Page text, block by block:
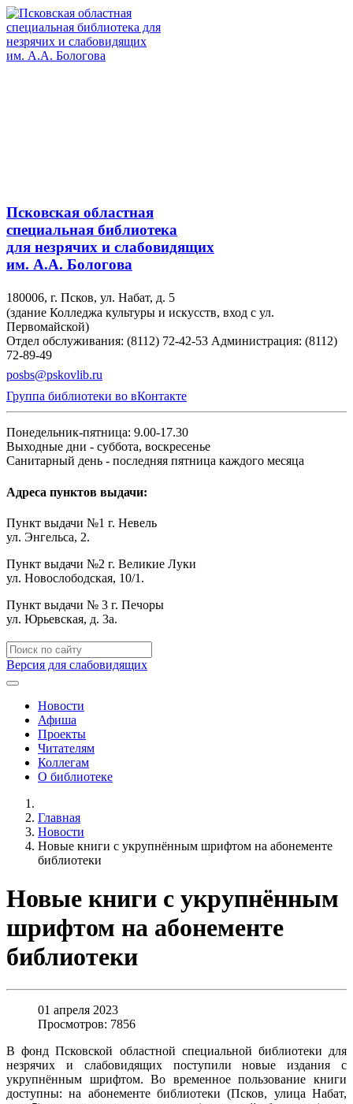
Псковская областная
специальная библиотека
для незрячих и слабовидящих
им. А.А. Бологова
180006, г. Псков, ул. Набат, д. 5
(здание Колледжа культуры и искусств, вход с ул.
Первомайской)
Отдел обслуживания: (8112) 72-42-53 Администрация: (8112)
72-89-49
posbs@pskovlib.ru
Группа библиотеки во вКонтакте
Понедельник-пятница: 9.00-17.30
Выходные дни - суббота, воскресенье
Санитарный день - последняя пятница каждого месяца
Адреса пунктов выдачи:
Пункт выдачи №1 г. Невель
ул. Энгельса, 2.
Пункт выдачи №2 г. Великие Луки
ул. Новослободская, 10/1.
Пункт выдачи № 3 г. Печоры
ул. Юрьевская, д. 3а.
Версия для слабовидящих
Новости
Афиша
Проекты
Читателям
Коллегам
О библиотеке
Главная
Новости
Новые книги с укрупнённым шрифтом на абонементе
библиотеки
Новые книги с укрупнённым
шрифтом на абонементе
библиотеки
01 апреля 2023
Просмотров: 7856
В фонд Псковской областной специальной библиотеки для
незрячих и слабовидящих поступили новые издания с
укрупнённым шрифтом. Во временное пользование книги
доступны: на абонементе библиотеки (Псков, улица Набат,